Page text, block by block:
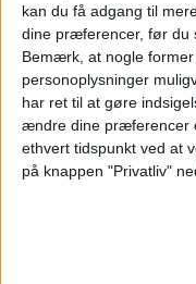
kan du få adgang til
dine præferencer, før du
Bemærk, at nogle
personoplysninger
har ret til at gøre
ændre dine præferencer
ethvert tidspunkt ved at
på knappen "Privatliv"
Hotelbranchen
internationale
Mellemøsten kan
rejsemønstre,
fra Asien og